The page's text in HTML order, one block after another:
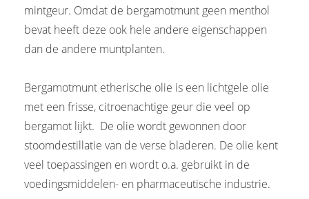
mintgeur. Omdat de bergamotmunt geen menthol
bevat heeft deze ook hele andere eigenschappen
dan de andere muntplanten.
Bergamotmunt etherische olie is een lichtgele olie
met een frisse, citroenachtige geur die veel op
bergamot lijkt. De olie wordt gewonnen door
stoomdestillatie van de verse bladeren. De olie kent
veel toepassingen en wordt o.a. gebruikt in de
voedingsmiddelen- en pharmaceutische industrie.